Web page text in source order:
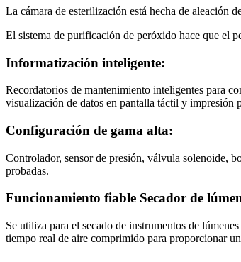
La cámara de esterilización está hecha de aleación
El sistema de purificación de peróxido hace que el
Informatización inteligente:
Recordatorios de mantenimiento inteligentes para
visualización de datos en pantalla táctil y impresión
Configuración de gama alta:
Controlador, sensor de presión, válvula solenoide,
probadas.
Funcionamiento fiable Secador de
Se utiliza para el secado de instrumentos de
tiempo real de aire comprimido para proporcionar